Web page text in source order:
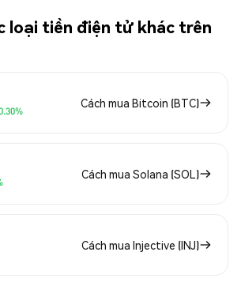
loại tiền điện tử khác trên
Cách mua Bitcoin (BTC)
Cách mua Solana (SOL)
Cách mua Injective (INJ)